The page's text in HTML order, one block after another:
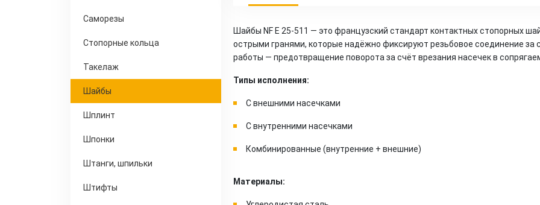
Саморезы
Стопорные кольца
Такелаж
Шайбы
Шплинт
Шпонки
Штанги, шпильки
Штифты
Шайбы NF E 25-511 — это французский стандарт контактных стопорных
острыми гранями, которые надёжно фиксируют резьбовое соединение за
работы — предотвращение поворота за счёт врезания насечек в
Типы исполнения:
С внешними насечками
С внутренними насечками
Комбинированные (внутренние + внешние)
Материалы: